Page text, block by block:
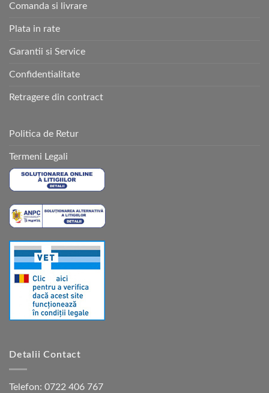
Comanda si livrare
Plata in rate
Garantii si Service
Confidentialitate
Retragere din contract
Politica de Retur
Termeni Legali
Detalii Contact
Telefon: 0722 406 767